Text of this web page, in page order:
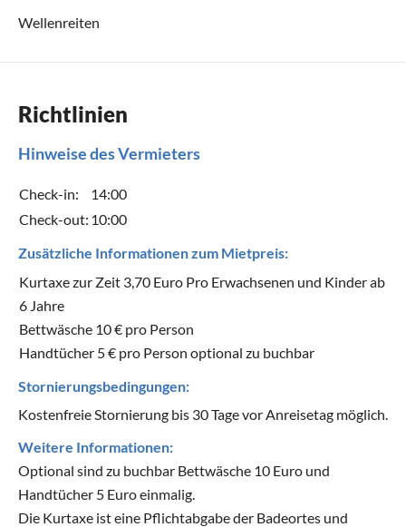
Wellenreiten
Richtlinien
Hinweise des Vermieters
Check-in:
14:00
Check-out: 10:00
Zusätzliche Informationen zum Mietpreis:
Kurtaxe zur Zeit 3,70 Euro Pro Erwachsenen und Kinder ab
6 Jahre
Bettwäsche 10 € pro Person
Handtücher 5 € pro Person optional zu buchbar
Stornierungsbedingungen:
Kostenfreie Stornierung bis 30 Tage vor Anreisetag möglich.
Weitere Informationen:
Optional sind zu buchbar Bettwäsche 10 Euro und
Handtücher 5 Euro einmalig.
Die Kurtaxe ist eine Pflichtabgabe der Badeortes und